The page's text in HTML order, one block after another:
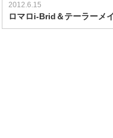
2012.6.15
ロマロi-Brid＆テーラーメ